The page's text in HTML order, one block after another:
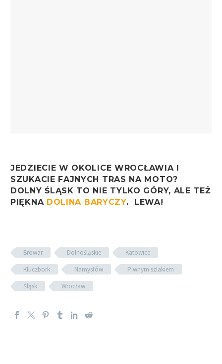
JEDZIECIE W OKOLICE WROCŁAWIA I
SZUKACIE FAJNYCH TRAS NA MOTO?
DOLNY ŚLĄSK TO NIE TYLKO GÓRY, ALE TEŻ
PIĘKNA DOLINA BARYCZY. LEWA!
Browar Dolnośląskie
Katowice
Kluczbork
Namysłów
Piwnym szlakiem
Śląsk
Wrocław